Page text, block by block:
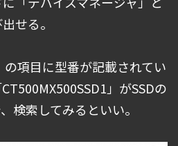
せる。
の項目に型番が記載されてい
」がSSDの
検索してみるといい。